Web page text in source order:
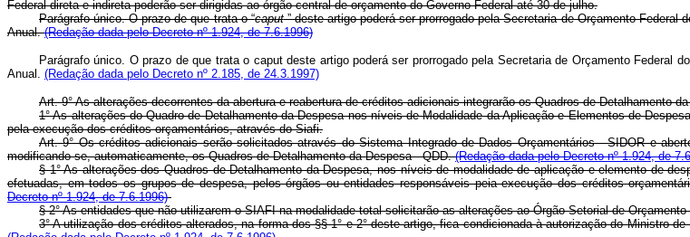
Federal direta e indireta poderão ser dirigidas ao órgão central de orçamento do Governo Federal até 30 de julho.
Parágrafo único. O prazo de que trata o “caput” deste artigo poderá ser prorrogado pela Secretaria de Orçamento
Anual.(Redação dada pelo Decreto nº 1.924, de 7.6.1996)
Parágrafo único. O prazo de que trata o caput deste artigo poderá ser prorrogado pela Secretaria de Orçamento
Anual. (Redação dada pelo Decreto nº 2.185, de 24.3.1997)
Art. 9° As alterações decorrentes da abertura e reabertura de créditos adicionais integrarão os Quadros de Detalhamento
1° As alterações do Quadro de Detalhamento da Despesa nos níveis de Modalidade da Aplicação e Elementos de
pela execução dos créditos orçamentários, através do Siafi.
Art. 9° Os créditos adicionais serão solicitados através do Sistema Integrado de Dados Orçamentários - SIDOR e
modificando-se, automaticamente, os Quadros de Detalhamento da Despesa - QDD.(Redação dada pelo Decreto nº 1.924, de
§ 1° As alterações dos Quadros de Detalhamento da Despesa, nos níveis de modalidade de aplicação e elemento de
efetuadas, em todos os grupos de despesa, pelos órgãos ou entidades responsáveis peia execução dos créditos
Decreto nº 1.924, de 7.6.1996)
§2° As entidades que não utilizarem o SIAFI na modalidade total solicitarão as alterações ao Órgão Setorial de
3° A utilização dos créditos alterados, na forma dos §§ 1° e 2° deste artigo, fica condicionada à autorização do